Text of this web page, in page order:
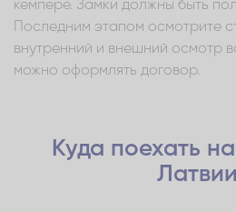
кемпере. Замки должны быть
Последним этапом осмотрите
внутренний и внешний осмотр
можно оформлять договор.
Куда поехать